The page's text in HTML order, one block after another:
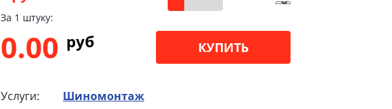
За 1 штуку:
0.00 pуб КУПИТЬ
Услуги: Шиномонтаж